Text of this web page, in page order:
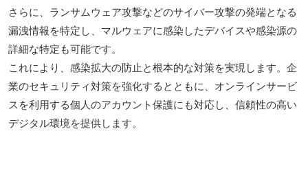
さらに、ランサムウェア攻撃などのサイバー攻撃の発端となる
漏洩情報を特定し、マルウェアに感染したデバイスや感染源の
詳細な特定も可能です。
これにより、感染拡大の防止と根本的な対策を実現します。企
業のセキュリティ対策を強化するとともに、オンラインサービ
スを利用する個人のアカウント保護にも対応し、信頼性の高い
デジタル環境を提供します。